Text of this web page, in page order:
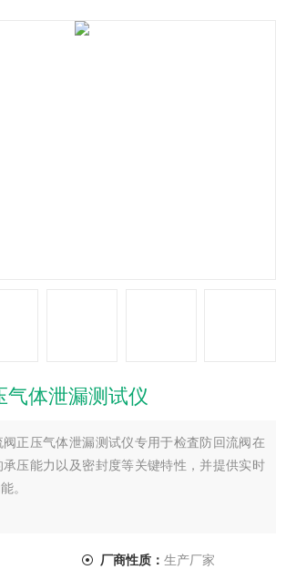
气体泄漏测试仪
阀正压气体泄漏测试仪专用于检査防回流阀在
压能力以及密封度等关键特性，并提供实时
。
厂商性质： 生产厂家